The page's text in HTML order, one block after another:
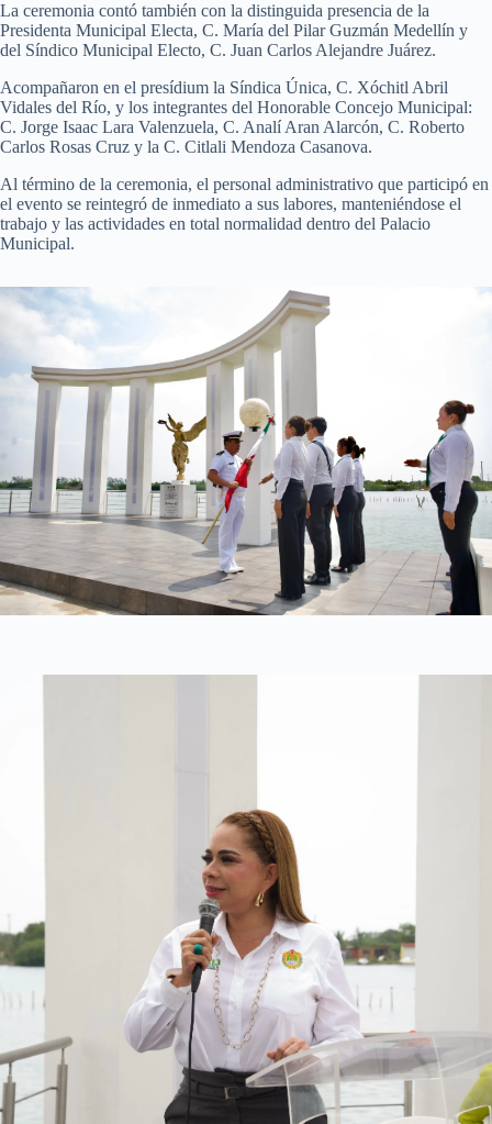
La ceremonia contó también con la distinguida presencia de la
Presidenta Municipal Electa, C. María del Pilar Guzmán Medellín y
del Síndico Municipal Electo, C. Juan Carlos Alejandre Juárez.
Acompañaron en el presídium la Síndica Única, C. Xóchitl Abril
Vidales del Río, y los integrantes del Honorable Concejo Municipal:
C. Jorge Isaac Lara Valenzuela, C. Analí Aran Alarcón, C. Roberto
Carlos Rosas Cruz y la C. Citlali Mendoza Casanova.
Al término de la ceremonia, el personal administrativo que participó en
el evento se reintegró de inmediato a sus labores, manteniéndose el
trabajo y las actividades en total normalidad dentro del Palacio
Municipal.